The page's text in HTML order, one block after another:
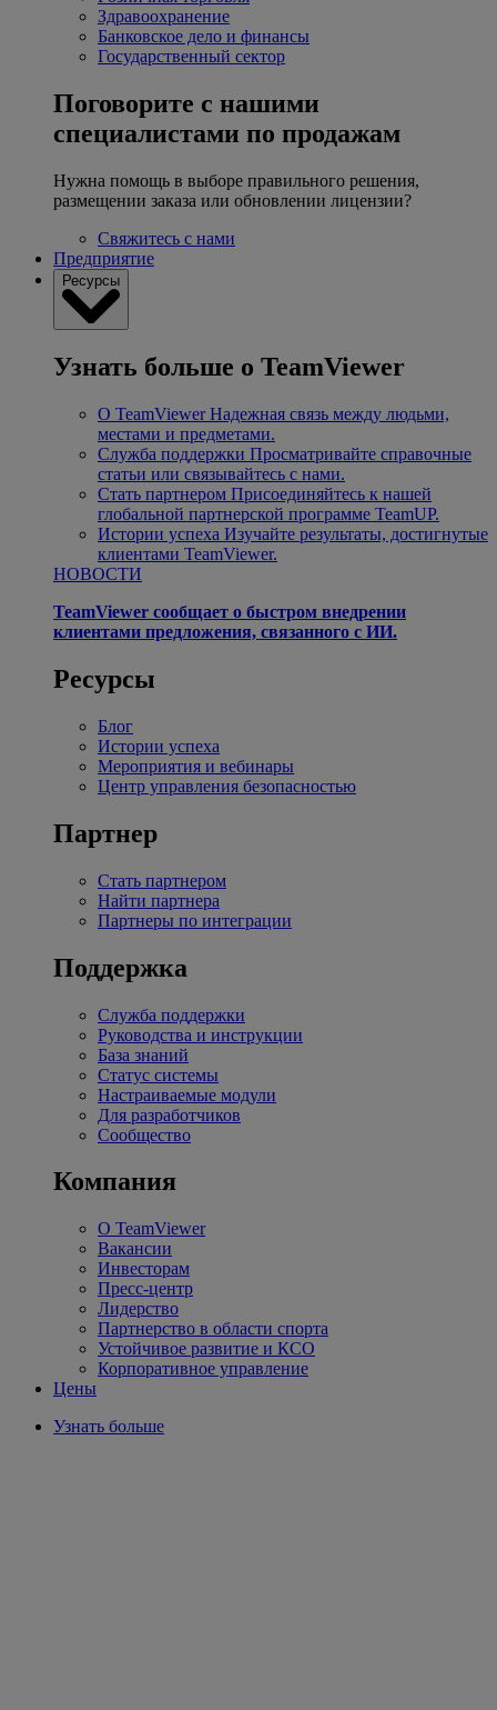
Здравоохранение
Банковское дело и финансы
Государственный сектор
Поговорите с нашими
специалистами по продажам
Нужна помощь в выборе правильного решения,
размещении заказа или обновлении лицензии?
Свяжитесь с нами
Предприятие
Ресурсы
Узнать больше о TeamViewer
О TeamViewer Надежная связь между людьми,
местами и предметами.
Служба поддержки Просматривайте справочные
статьи или связывайтесь с нами.
Стать партнером Присоединяйтесь к нашей
глобальной партнерской программе TeamUP.
Истории успеха Изучайте результаты, достигнутые
клиентами TeamViewer.
НОВОСТИ
TeamViewer сообщает о быстром внедрении
клиентами предложения, связанного с ИИ.
Ресурсы
Блог
Истории успеха
Мероприятия и вебинары
Центр управления безопасностью
Партнер
Стать партнером
Найти партнера
Партнеры по интеграции
Поддержка
Служба поддержки
Руководства и инструкции
База знаний
Статус системы
Настраиваемые модули
Для разработчиков
Сообщество
Компания
О TeamViewer
Вакансии
Инвесторам
Пресс-центр
Лидерство
Партнерство в области спорта
Устойчивое развитие и КСО
Корпоративное управление
Цены
Узнать больше